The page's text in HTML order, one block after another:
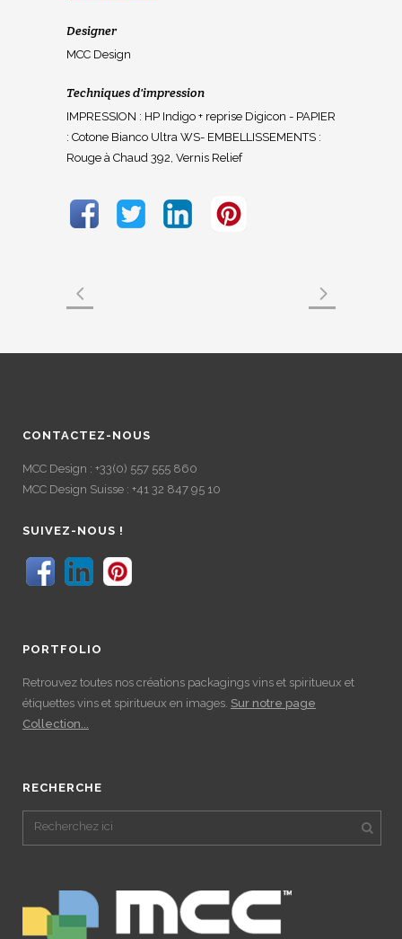
Designer
MCC Design
Techniques d'impression
IMPRESSION : HP Indigo + reprise Digicon - PAPIER
: Cotone Bianco Ultra WS- EMBELLISSEMENTS :
Rouge à Chaud 392, Vernis Relief
CONTACTEZ-NOUS
MCC Design : +33(0) 557 555 860
MCC Design Suisse : +41 32 847 95 10
SUIVEZ-NOUS !
PORTFOLIO
Retrouvez toutes nos créations packagings vins et spiritueux et
étiquettes vins et spiritueux en images. Sur notre page
Collection...
RECHERCHE